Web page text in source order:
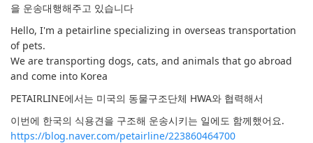
을 운송대행해주고 있습니다
Hello, I'm a petairline specializing in overseas transportation
of pets.
We are transporting dogs, cats, and animals that go abroad
and come into Korea
PETAIRLINE에서는 미국의 동물구조단체 HWA와 협력해서
이번에 한국의 식용견을 구조해 운송시키는 일에도 함께했어요.
https://blog.naver.com/petairline/223860464700